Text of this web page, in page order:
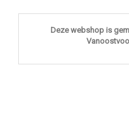
Deze webshop is